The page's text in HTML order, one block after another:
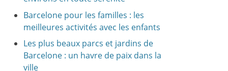
Barcelone pour les familles : les
meilleures activités avec les enfants
Les plus beaux parcs et jardins de
Barcelone : un havre de paix dans la
ville